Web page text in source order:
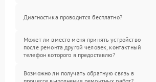
Диагностика проводится бесплатно?
Может ли вместо меня принять устройство
после ремонта другой человек, контактный
телефон которого я предоставлю?
Возможно ли получать обратную связь в